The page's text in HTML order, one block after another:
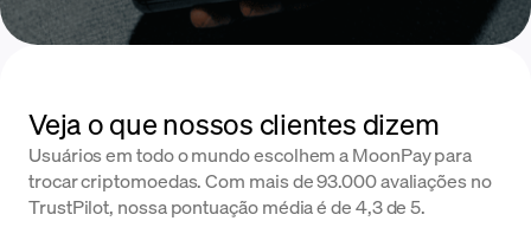
Veja o que nossos clientes dizem
Usuários em todo o mundo escolhem a MoonPay para
trocar criptomoedas. Com mais de 93.000 avaliações no
TrustPilot, nossa pontuação média é de 4,3 de 5.